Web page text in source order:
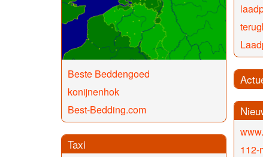
Beste Beddengoed
konijnenhok
Best-Bedding.com
Taxi
112-